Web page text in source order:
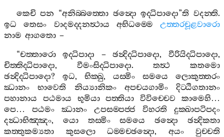
කෙචි පන “අනිබ‍්බත‍්තො ඡන්‍දො ඉද‍්ධිපාදො”ති වදන‍්ති.
ඉධ
තෙසං වාදමද‍්දනත්‍ථාය අභිධම‍්මෙ
උත‍්තරචූළවාරො
නාම ආගතො –
“චත‍්තාරො ඉද‍්ධිපාදා –ඡන්‍දිද‍්ධිපාදො, වීරියිද‍්ධිපාදො,
චිත‍්තිද‍්ධිපාදො, වීමංසිද‍්ධිපාදො.තත්‍ථ
කතමො
ඡන්‍දිද‍්ධිපාදො? ඉධ, භික‍්ඛු, යස‍්මිං සමයෙ
ලොකුත‍්තරං
ඣානං
භාවෙති නිය්‍යානිකං අපචයගාමිං
දිට‍්ඨිගතානං
පහානාය
පඨමාය භූමියා පත‍්තියා විවිච‍්චෙව කාමෙහි…
පෙ… පඨමං ඣානං උපසම‍්පජ‍්ජ විහරති
දුක‍්ඛාපටිපදං
දන්‍ධාභිඤ‍්ඤං, යො තස‍්මිං සමයෙ ඡන්‍දො
ඡන්‍දිකතා
කත‍්තුකම්‍යතා
කුසලො ධම‍්මච‍්ඡන්‍දො, අයං
වුච‍්චති